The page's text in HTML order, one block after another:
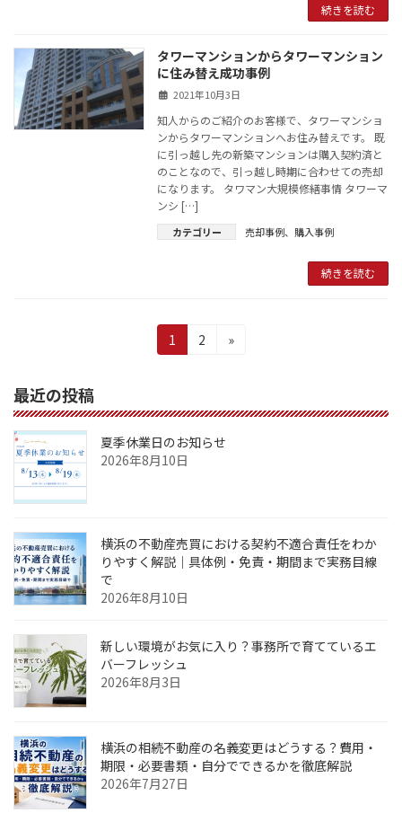
続きを読む
タワーマンションからタワーマンション
に住み替え成功事例
2021年10月3日
知人からのご紹介のお客様で、タワーマンショ
ンからタワーマンションへお住み替えです。 既
に引っ越し先の新築マンションは購入契約済と
のことなので、引っ越し時期に合わせての売却
になります。 タワマン大規模修繕事情 タワーマ
ンシ […]
カテゴリー 売却事例、 購入事例
続きを読む
の
ペ
ー
ジ
り
固
定
ジ
1
固
ジ
2 »
最近の投稿
夏季休業日のお知らせ
2026年8月10日
横浜の不動産売買における契約不適合責任をわか
りやすく解説｜具体例・免責・期間まで実務目線
で
2026年8月10日
新しい環境がお気に入り？事務所で育てているエ
バーフレッシュ
2026年8月3日
横浜の相続不動産の名義変更はどうする？費用・
期限・必要書類・自分でできるかを徹底解説
2026年7月27日